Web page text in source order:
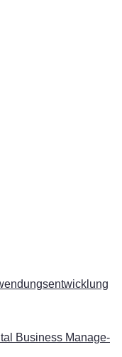
Busi­ness Ma­nage­